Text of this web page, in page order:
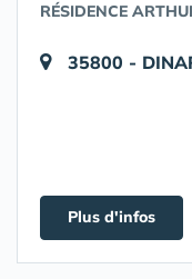
RÉSIDENCE
35800 -
Plus d'infos